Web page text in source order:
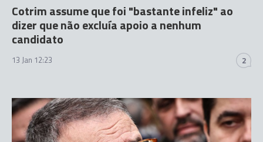
Cotrim assume que foi "bastante infeliz" ao
dizer que não excluía apoio a nenhum
candidato
13 Jan 12:23 2